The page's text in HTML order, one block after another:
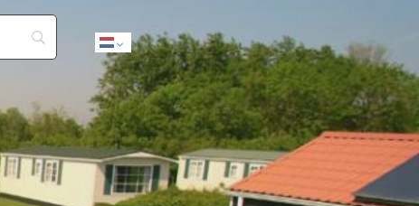
Dutch